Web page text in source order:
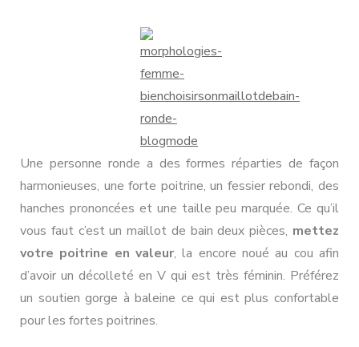
Une personne ronde a des formes réparties de façon
harmonieuses, une forte poitrine, un fessier rebondi, des
hanches prononcées et une taille peu marquée. Ce qu’il
vous faut c’est un maillot de bain deux pièces, mettez
votre poitrine en valeur, la encore noué au cou afin
d’avoir un décolleté en V qui est très féminin. Préférez
un soutien gorge à baleine ce qui est plus confortable
pour les fortes poitrines.